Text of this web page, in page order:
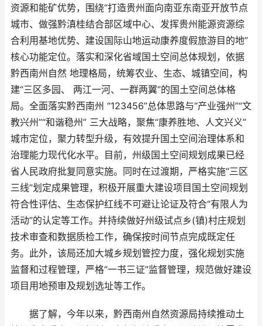
资源和能矿优势，围绕“打造贵州面向南亚东南亚开放节点
城市、做强黔滇桂结合部区域中心、发挥贵州能源资源综
合利用基地优势、建设国际山地运动康养度假旅游目的地”
核心功能定位。落实和深化省域国土空间总体规划，依据
黔西南州自然 地理格局，统筹农业、生态、城镇空间，构
建“三区多园、 两江一河、一群两翼”的国土空间总体格
局。全面落实黔西南州 “123456”总体思路与“产业强州”“文
教兴州”“和谐稳州” 三大战略，聚焦“康养胜地、人文兴义”
城市定位，聚力转型升级，有效提升国土空间治理体系和
治理能力现代化水平。目前，州级国土空间规划成果已经
省人民政府批复同意实施。同时在过渡期，严格实施“三区
三线”划定成果管理，积极开展重大建设项目国土空间规划
符合性评估、生态保护红线不可避让论证及符合“有限人为
活动”的认定等工作。并持续做好州级试点乡(镇)村庄规划
技术审查和数据质检工作，确保按时间节点完成既定任
务。此外，该局还加大城乡规划管控力度，强化规划实施
监督和过程管理，严格“一书三证”监督管理，规范做好建设
项目用地预审及规划选址等工作。
据了解，今年以来，黔西南州自然资源局持续推动土